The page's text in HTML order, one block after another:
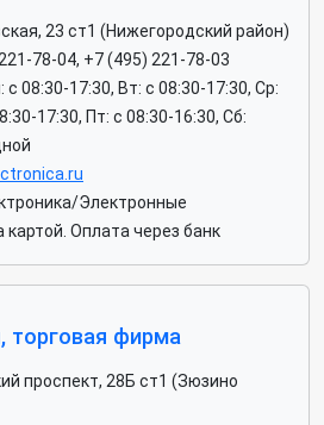
23 ст1 (Нижегородский район)
78-04, +7 (495) 221-78-03
c 08:30-17:30, Вт: c 08:30-17:30, Ср:
17:30, Пт: c 08:30-16:30, Сб:
Электронные
Оплата через банк
торговая фирма
проспект, 28Б ст1 (Зюзино